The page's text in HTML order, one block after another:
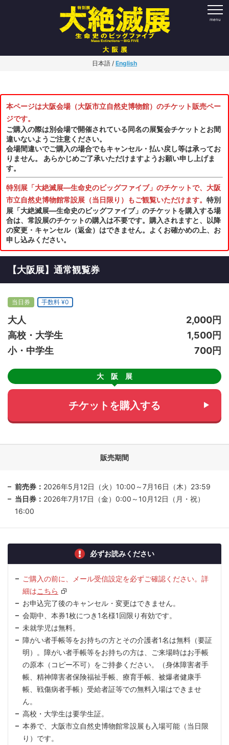
日本語 / English
本ページは大阪会場（大阪市立自然史博物館）のチケット販売ペー
ジです。
ご購入の際は別会場で開催されている同名の展覧会チケットとお間
違いないようご注意ください。
会場間違いでご購入の場合でもキャンセル・払い戻し等は承ってお
りません。 あらかじめご了承いただけますようお願い申し上げま
す。
特別展「大絶滅展―生命史のビッグファイブ」のチケットで、大阪
市立自然史博物館常設展（当日限り）もご観覧いただけます。 特別
展「大絶滅展―生命史のビッグファイブ」のチケットを購入する場
合は、常設展のチケットの購入は不要です。購入されますと、以降
の変更・キャンセル（返金）はできません。よくお確かめの上、お
申し込みください。
【大阪展】通常観覧券
当日券 手数料 ¥0
大人
2,000円
高校・大学生
1,500円
小・中学生
700円
大 阪 展
チケットを購入する
販売期間
前売券： 2026年5月12日（火）10:00～7月16日（木）23:59
当日券： 2026年7月17日（金）0:00～10月12日（月・祝）
16:00
必ずお読みください
ご購入の前に、メール受信設定を必ずご確認ください。詳
細はこちら
お申込完了後のキャンセル・変更はできません。
会期中、本券1枚につき1名様1回限り有効です。
未就学児は無料。
障がい者手帳等をお持ちの方とその介護者1名は無料（要証
明）。障がい者手帳等をお持ちの方は、ご来場時はお手帳
の原本（コピー不可）をご持参ください。（身体障害者手
帳、精神障害者保険福祉手帳、療育手帳、被爆者健康手
帳、戦傷病者手帳）受給者証等での無料入場はできませ
ん。
高校・大学生は要学生証。
本券で、大阪市立自然史博物館常設展も入場可能（当日限
り）です。